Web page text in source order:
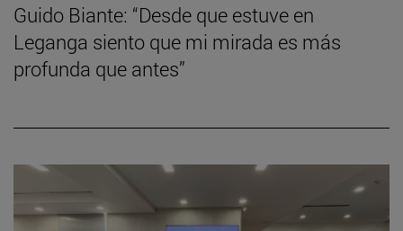
Guido Biante: “Desde que estuve en
Leganga siento que mi mirada es más
profunda que antes”